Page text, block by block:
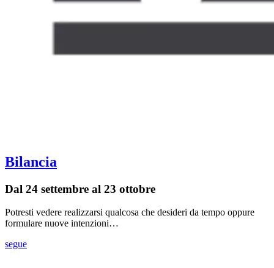
Bilancia
Dal 24 settembre al 23 ottobre
Potresti vedere realizzarsi qualcosa che desideri da tempo oppure
formulare nuove intenzioni…
segue